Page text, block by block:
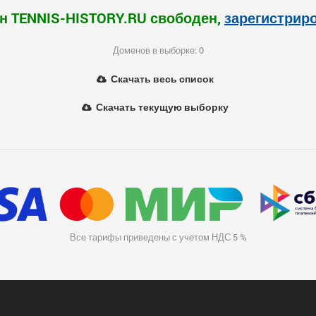
TENNIS-HISTORY.RU свободен,
Доменов в выборке: 0
Скачать весь список
Скачать текущую выборку
Все тарифы приведены с учетом НДС 5 %